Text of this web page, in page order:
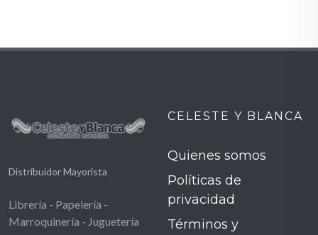
Distribuidor Mayorista
Librería - Papelería -
Marroquinería - Juguetería
CELESTE Y BLANCA
Quienes somos
Políticas de
privacidad
Términos y